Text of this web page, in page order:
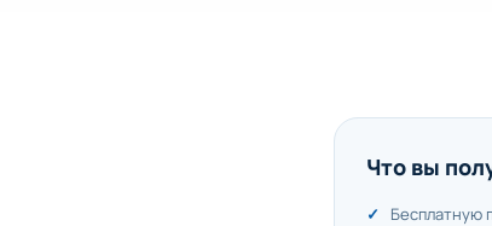
Что вы
Бесплатную